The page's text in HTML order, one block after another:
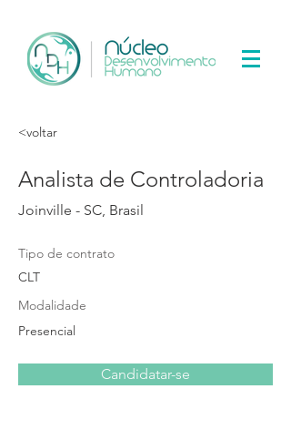
<voltar
Analista de Controladoria
Joinville - SC, Brasil
Tipo de contrato
CLT
Modalidade
Presencial
Candidatar-se